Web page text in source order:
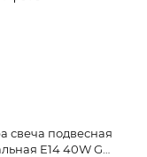
свеча подвесная
E14 40W G